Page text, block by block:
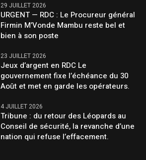
29 JUILLET 2026
URGENT — RDC : Le Procureur général
Firmin M’Vonde Mambu reste bel et
bien à son poste
23 JUILLET 2026
Jeux d’argent en RDC Le
gouvernement fixe l’échéance du 30
Août et met en garde les opérateurs.
4 JUILLET 2026
Tribune : du retour des Léopards au
Conseil de sécurité, la revanche d’une
nation qui refuse l’effacement.